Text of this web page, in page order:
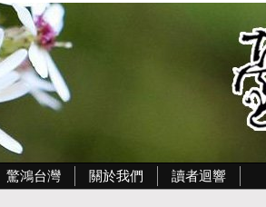
驚鴻台灣 關於我們 讀者迴響